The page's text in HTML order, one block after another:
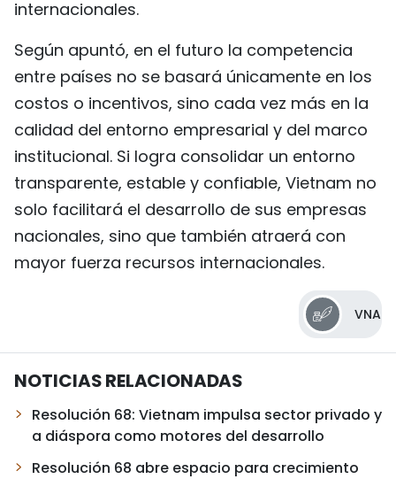
internacionales.
Según apuntó, en el futuro la competencia
entre países no se basará únicamente en los
costos o incentivos, sino cada vez más en la
calidad del entorno empresarial y del marco
institucional. Si logra consolidar un entorno
transparente, estable y confiable, Vietnam no
solo facilitará el desarrollo de sus empresas
nacionales, sino que también atraerá con
mayor fuerza recursos internacionales.
VNA
NOTICIAS RELACIONADAS
Resolución 68: Vietnam impulsa sector privado y
a diáspora como motores del desarrollo
Resolución 68 abre espacio para crecimiento